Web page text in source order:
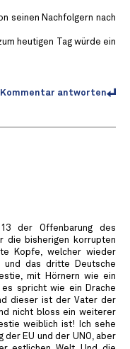
seinen Nachfolgern nach
heutigen Tag würde ein
antworten
der Offenbarung des
die bisherigen korrupten
Kopfe, welcher wieder
und das dritte Deutsche
mit Hörnern wie ein
es spricht wie ein Drache
dieser ist der Vater der
nicht bloss ein weiterer
weiblich ist! Ich sehe
der EU und der UNO, aber